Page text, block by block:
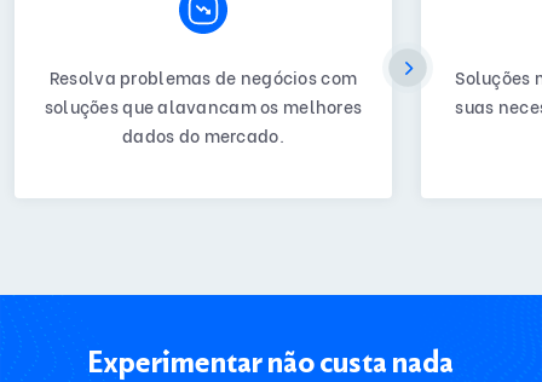
Resolva problemas de negócios com
soluções que alavancam os melhores
dados do mercado.
Soluções
suas
Experimentar não custa nada